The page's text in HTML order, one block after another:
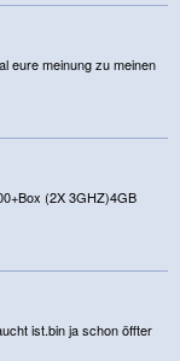
eure meinung zu meinen
(2X 3GHZ)4GB
ist.bin ja schon öffter